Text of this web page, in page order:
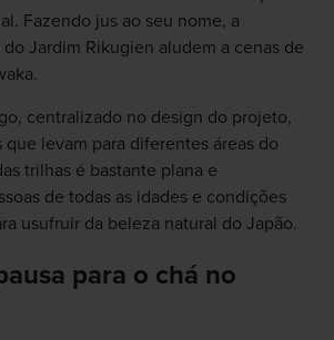
Fazendo jus ao seu nome, a
Jardim Rikugien aludem a cenas de
centralizado no design do projeto,
levam para diferentes áreas do
trilhas é bastante plana e
de todas as idades e condições
usufruir da beleza natural do Japão.
para o chá no